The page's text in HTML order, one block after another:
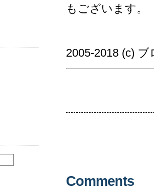
もございます。
2005-2018 (c) ブ
Comments